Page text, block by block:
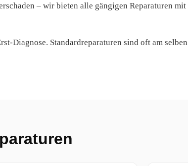
– wir bieten alle gängigen Reparaturen
Diagnose. Standardreparaturen sind oft am